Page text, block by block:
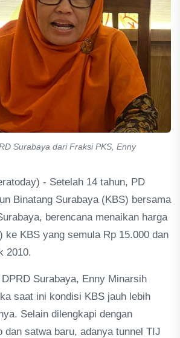
Surabaya dari Fraksi PKS, Enny
- Setelah 14 tahun, PD
Binatang Surabaya (KBS) bersama
berencana menaikan harga
ke KBS yang semula Rp 15.000 dan
2010.
Surabaya, Enny Minarsih
saat ini kondisi KBS jauh lebih
Selain dilengkapi dengan
dan satwa baru, adanya tunnel TIJ